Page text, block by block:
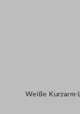
Weiße Kurzarm-